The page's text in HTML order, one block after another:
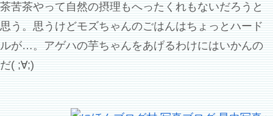
茶苦茶やって自然の摂理もへったくれもないだろうと
思う。思うけどモズちゃんのごはんはちょっとハード
ルが…。アゲハの芋ちゃんをあげるわけにはいかんの
だ( ;∀;)